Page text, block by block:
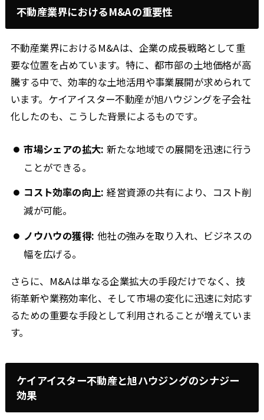
不動産業界におけるM&Aの重要性
不動産業界におけるM&Aは、企業の成長戦略として重
要な位置を占めています。特に、都市部の土地価格が高
騰する中で、効率的な土地活用や事業展開が求められて
います。ケイアイスター不動産が旭ハウジングを子会社
化したのも、こうした背景によるものです。
市場シェアの拡大: 新たな地域での展開を迅速に行う
ことができる。
コスト効率の向上: 経営資源の共有により、コスト削
減が可能。
ノウハウの獲得: 他社の強みを取り入れ、ビジネスの
幅を広げる。
さらに、M&Aは単なる企業拡大の手段だけでなく、技
術革新や業務効率化、そして市場の変化に迅速に対応す
るための重要な手段として利用されることが増えていま
す。
ケイアイスター不動産と旭ハウジングのシナジー
効果